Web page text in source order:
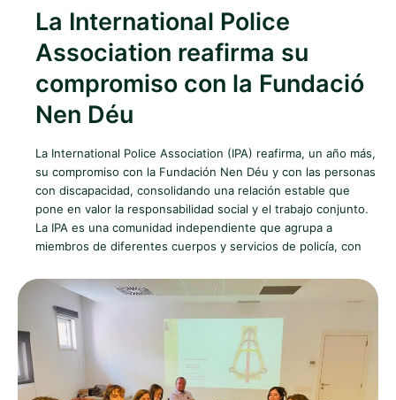
La International Police
Association reafirma su
compromiso con la Fundació
Nen Déu
La International Police Association (IPA) reafirma, un año más,
su compromiso con la Fundación Nen Déu y con las personas
con discapacidad, consolidando una relación estable que
pone en valor la responsabilidad social y el trabajo conjunto.
La IPA es una comunidad independiente que agrupa a
miembros de diferentes cuerpos y servicios de policía, con